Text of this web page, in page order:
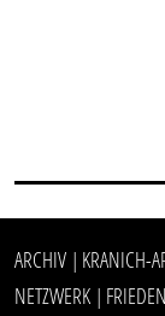
ARCHIV | KRANICH-
NETZWERK |